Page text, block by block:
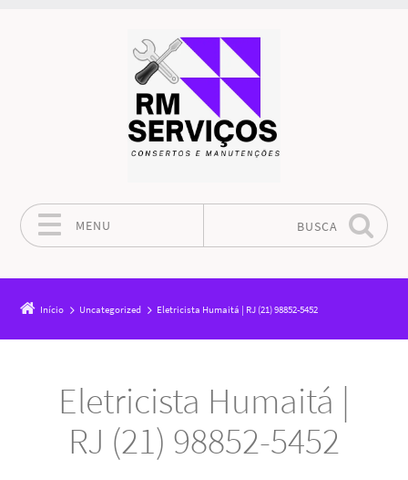
MENU BUSCA
Início Uncategorized Eletricista Humaitá | RJ (21) 98852-5452
Eletricista Humaitá |
RJ (21) 98852-5452